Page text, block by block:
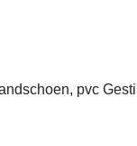
pvc